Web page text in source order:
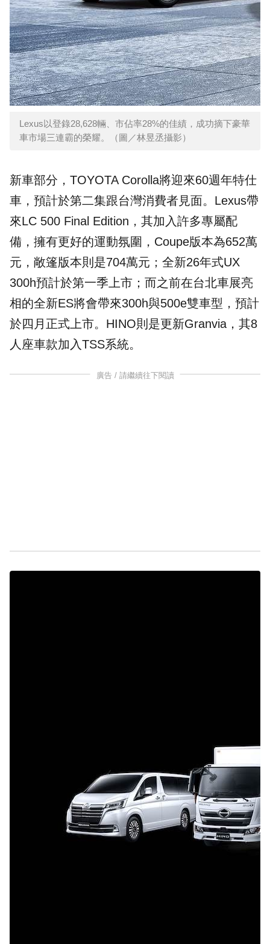
Lexus以登錄28,628輛、市佔率28%的佳績，成功摘下豪華
車市場三連霸的榮耀。（圖／林昱丞攝影）
新車部分，TOYOTA Corolla將迎來60週年特仕
車，預計於第二集跟台灣消費者見面。Lexus帶
來LC 500 Final Edition，其加入許多專屬配
備，擁有更好的運動氛圍，Coupe版本為652萬
元，敞篷版本則是704萬元；全新26年式UX
300h預計於第一季上市；而之前在台北車展亮
相的全新ES將會帶來300h與500e雙車型，預計
於四月正式上市。HINO則是更新Granvia，其8
人座車款加入TSS系統。
廣告 / 請繼續往下閱讀